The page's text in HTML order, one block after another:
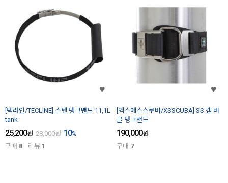
[텍라인/TECLINE] 스텐 탱크밴드 11,1L
tank
25,200원 28,000원 10%
구매 8 리뷰 1
[엑스에스스쿠버/XSSCUBA] SS 캠 버
클 탱크밴드
190,000원
구매 7